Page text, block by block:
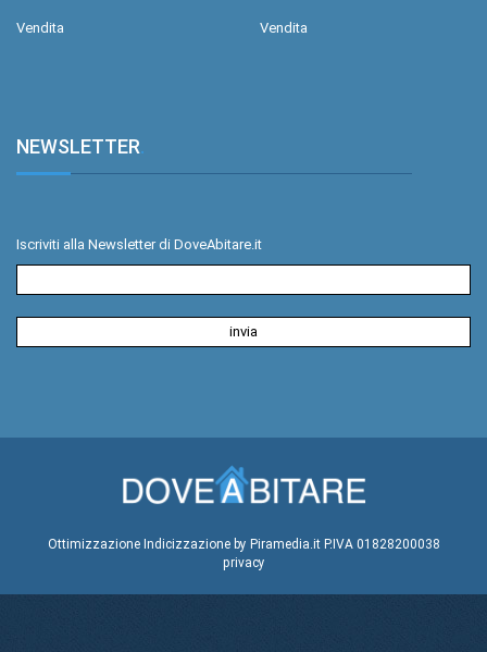
Vendita Vendita
NEWSLETTER.
Iscriviti alla Newsletter di DoveAbitare.it
Ottimizzazione Indicizzazione by Piramedia.itP.IVA 01828200038
privacy